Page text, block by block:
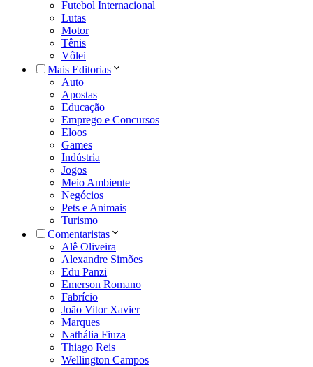
Futebol Internacional
Lutas
Motor
Tênis
Vôlei
Mais Editorias
Auto
Apostas
Educação
Emprego e Concursos
Eloos
Games
Indústria
Jogos
Meio Ambiente
Negócios
Pets e Animais
Turismo
Comentaristas
Alê Oliveira
Alexandre Simões
Edu Panzi
Emerson Romano
Fabrício
João Vitor Xavier
Marques
Nathália Fiuza
Thiago Reis
Wellington Campos